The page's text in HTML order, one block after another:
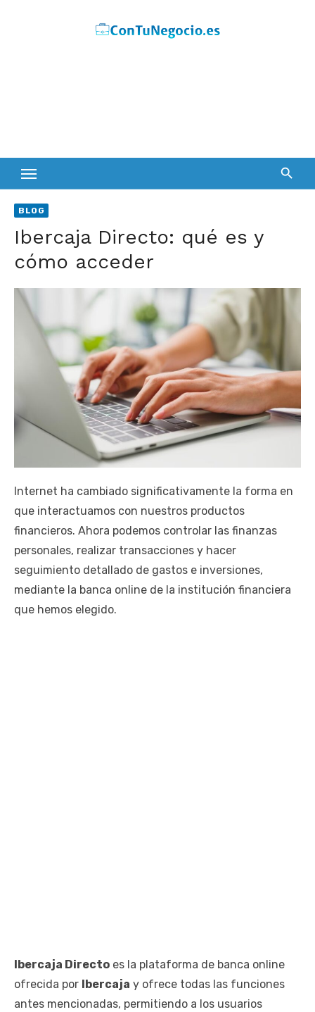
BLOG
Ibercaja Directo: qué es y
cómo acceder
Internet ha cambiado significativamente la forma en
que interactuamos con nuestros productos
financieros. Ahora podemos controlar las finanzas
personales, realizar transacciones y hacer
seguimiento detallado de gastos e inversiones,
mediante la banca online de la institución financiera
que hemos elegido.
Ibercaja Directo es la plataforma de banca online
ofrecida por
Ibercaja y ofrece todas las funciones
antes mencionadas, permitiendo a los usuarios